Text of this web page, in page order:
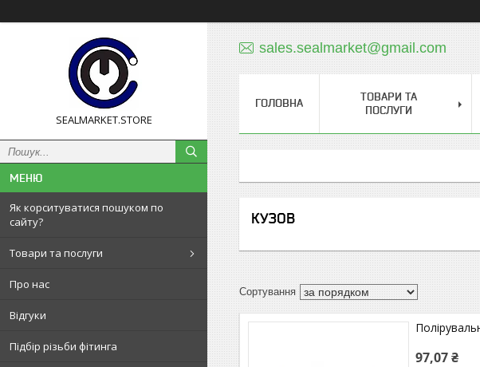
SEALMARKET.STORE
Як корситуватися пошуком по
сайту?
Товари та послуги
Про нас
Відгуки
Підбір різьби фітинга
sales.sealmarket@gmail.com
ГОЛОВНА
ТОВАРИ ТА
ПОСЛУГИ
КУЗОВ
97,07 ₴